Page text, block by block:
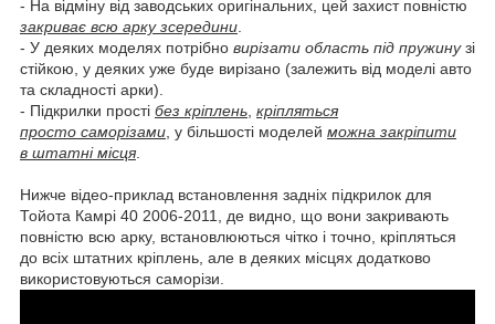
- На відміну від заводських оригінальних, цей захист повністю
закриває всю арку зсередини
- У деяких моделях потрібно вирізати область під пружинузі
стійкою, у деяких уже буде вирізано (залежить від моделі авто
та складності арки).
- Підкрилки прості без кріплень кріпляться
просто саморізами , у більшості моделей можна закріпити
в штатні місця
Нижче відео-приклад встановлення задніх підкрилок для
Тойота Камрі 40 2006-2011, де видно, що вони закривають
повністю всю арку, встановлюються чітко і точно, кріпляться
до всіх штатних кріплень, але в деяких місцях додатково
використовуються саморізи.